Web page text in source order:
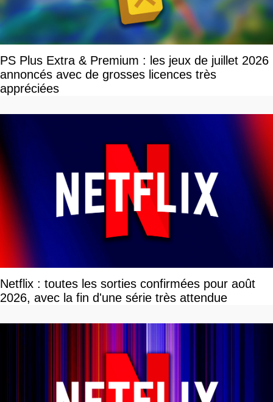
PS Plus Extra & Premium : les jeux de juillet 2026
annoncés avec de grosses licences très
appréciées
Netflix : toutes les sorties confirmées pour août
2026, avec la fin d'une série très attendue